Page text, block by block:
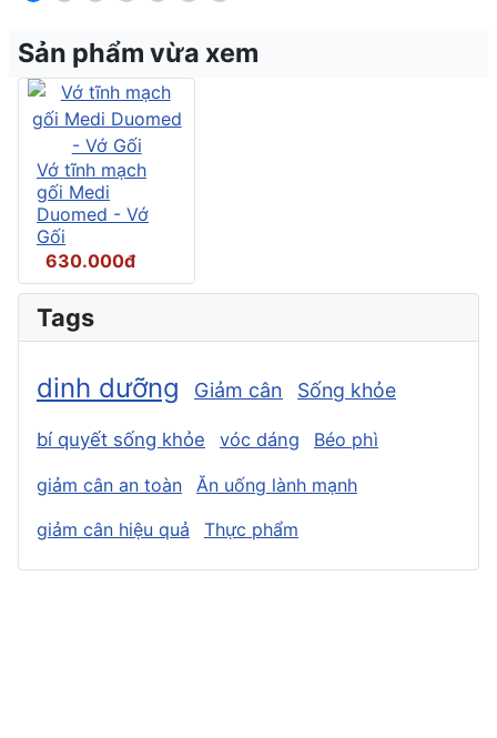
Sản phẩm vừa xem
Vớ tĩnh mạch
gối Medi
Duomed - Vớ
Gối
630.000đ
Tags
dinh dưỡng Giảm cân Sống khỏe
bí quyết sống khỏe vóc dáng Béo phì
giảm cân an toàn
Ăn uống lành mạnh
giảm cân hiệu quả
Thực phẩm